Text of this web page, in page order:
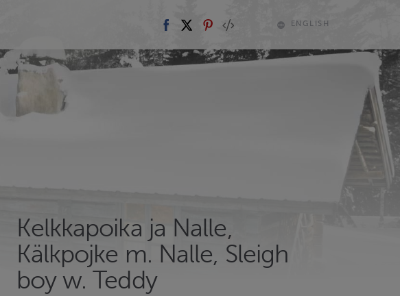
ENGLISH
Kelkkapoika ja Nalle,
Kälkpojke m. Nalle, Sleigh
boy w. Teddy